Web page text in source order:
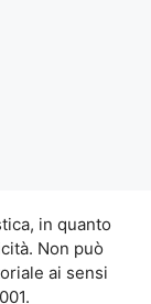
in quanto
Non può
ai sensi